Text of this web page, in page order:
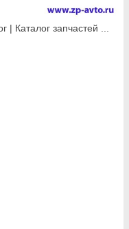
| Каталог запчастей ...